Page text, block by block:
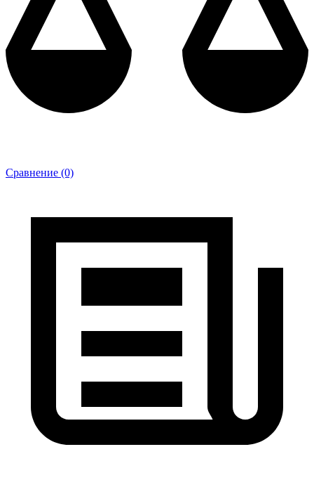
Сравнение (0)